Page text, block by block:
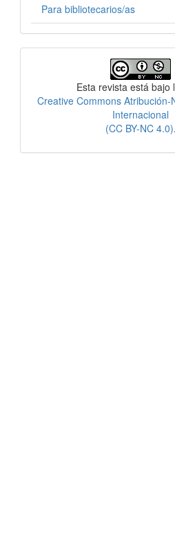
Para bibliotecarios/as
Esta revista está bajo
Creative Commons Atribución-
Internacional
(CC BY-NC 4.0).